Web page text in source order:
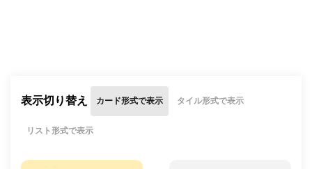
表示切り替え カード形式で表示 タイル形式で表示
リスト形式で表示